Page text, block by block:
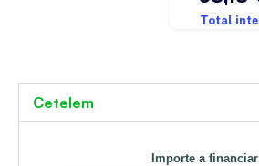
Cetelem
Importe a financiar